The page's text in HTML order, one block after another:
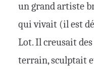
un grand artiste
qui vivait (il est
Lot. Il creusait
terrain, sculptait